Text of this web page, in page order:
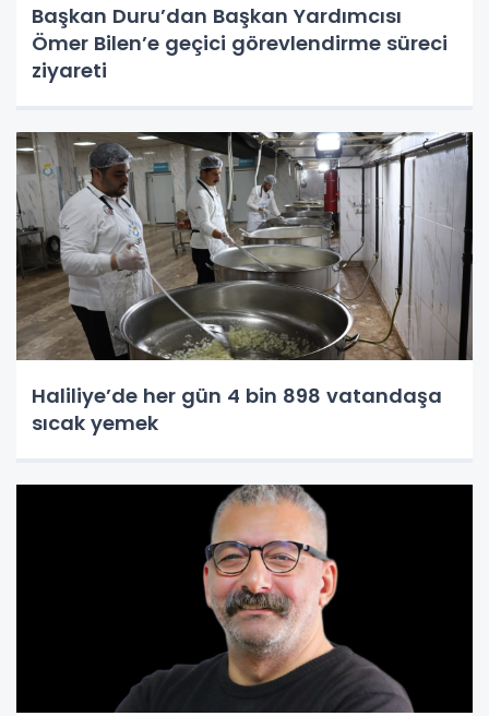
Başkan Duru’dan Başkan Yardımcısı
Ömer Bilen’e geçici görevlendirme süreci
ziyareti
Haliliye’de her gün 4 bin 898 vatandaşa
sıcak yemek